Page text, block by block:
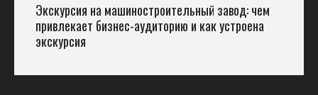
Экскурсия на машиностроительный завод: чем
привлекает бизнес-аудиторию и как устроена
экскурсия